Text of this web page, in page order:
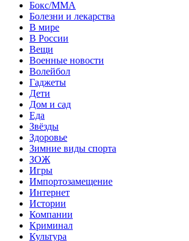
Бокс/MMA
Болезни и лекарства
В мире
В России
Вещи
Военные новости
Волейбол
Гаджеты
Дети
Дом и сад
Еда
Звёзды
Здоровье
Зимние виды спорта
ЗОЖ
Игры
Импортозамещение
Интернет
Истории
Компании
Криминал
Культура